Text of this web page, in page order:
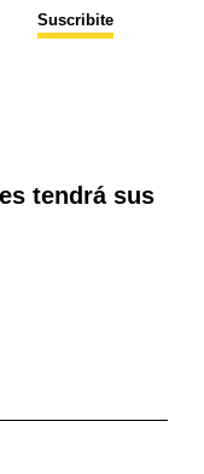
Suscribite
tendrá sus